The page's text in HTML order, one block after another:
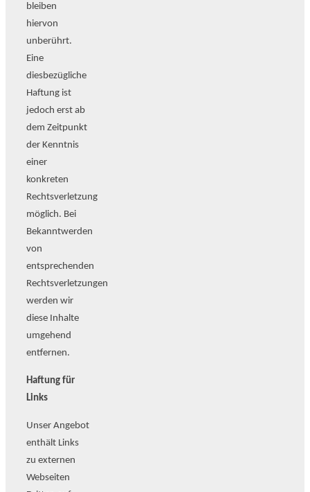
bleiben
hiervon
unberührt.
Eine
diesbezügliche
Haftung ist
jedoch erst ab
dem Zeitpunkt
der Kenntnis
einer
konkreten
Rechtsverletzung
möglich. Bei
Bekanntwerden
von
entsprechenden
Rechtsverletzungen
werden wir
diese Inhalte
umgehend
entfernen.
Haftung für
Links
Unser Angebot
enthält Links
zu externen
Webseiten